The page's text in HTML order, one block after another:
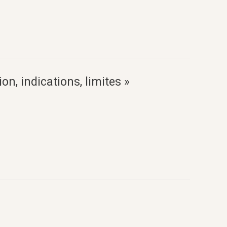
indications, limites »